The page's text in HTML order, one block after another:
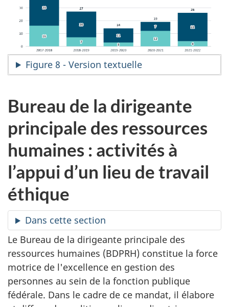
Figure 8 - Version textuelle
Bureau de la dirigeante
principale des ressources
humaines : activités à
l’appui d’un lieu de travail
éthique
Dans cette section
Le Bureau de la dirigeante principale des
ressources humaines (BDPRH) constitue la force
motrice de l'excellence en gestion des
personnes au sein de la fonction publique
fédérale. Dans le cadre de ce mandat, il élabore